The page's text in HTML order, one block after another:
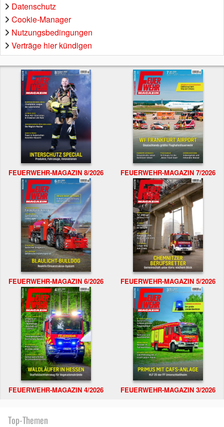
Datenschutz
Cookie-Manager
Nutzungsbedingungen
Verträge hier kündigen
FEUERWEHR-MAGAZIN 8/2026 FEUERWEHR-MAGAZIN 7/2026
FEUERWEHR-MAGAZIN 6/2026 FEUERWEHR-MAGAZIN 5/2026
FEUERWEHR-MAGAZIN 4/2026 FEUERWEHR-MAGAZIN 3/2026
Top-Themen